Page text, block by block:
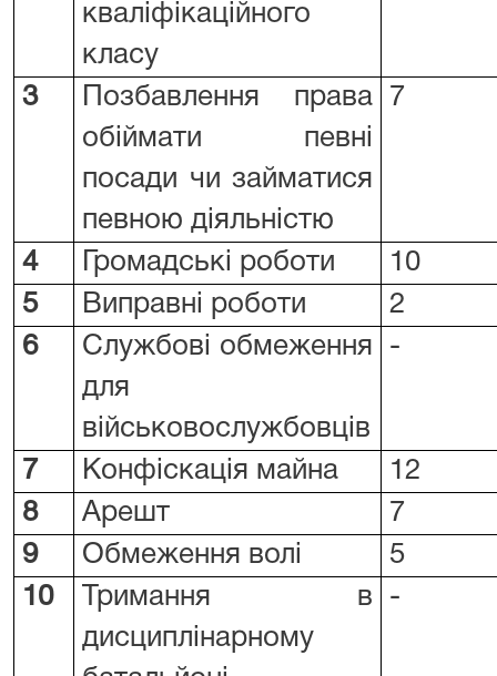
кваліфікаційного
класу
3
Позбавлення права
обіймати певні
посади чи займатися
певною діяльністю
7
4 Громадські роботи
10
5
Виправні роботи
2
6
Службові обмеження
для
військовослужбовців
-
7 Конфіскація майна
12
8
Арешт
7
9
Обмеження волі
5
10
Тримання в
дисциплінарному
-